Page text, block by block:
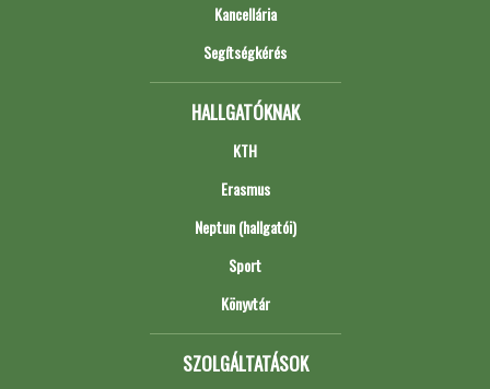
Kancellária
Segítségkérés
HALLGATÓKNAK
KTH
Erasmus
Neptun (hallgatói)
Sport
Könyvtár
SZOLGÁLTATÁSOK